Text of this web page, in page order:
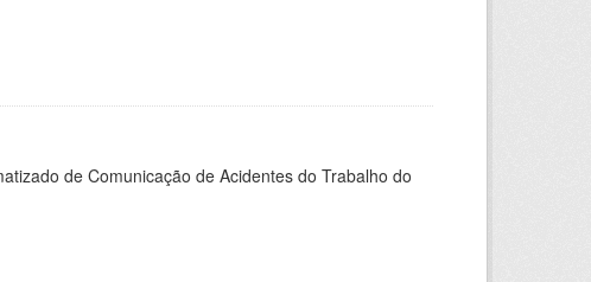
de Comunicação de Acidentes do Trabalho do